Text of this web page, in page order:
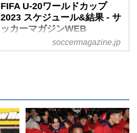
FIFA U-20ワールドカップ
2023 スケジュール&結果 - サ
ッカーマガジンWEB
５月20日から６月11日までアル
soccermagazine.jp